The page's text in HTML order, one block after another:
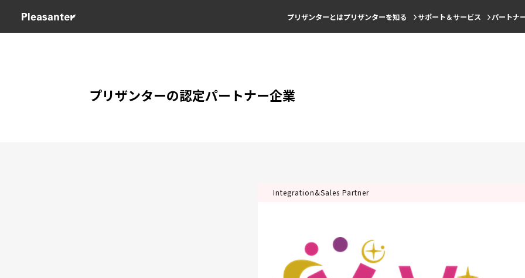
プリザンターとはプリザンターを知る サポート＆サービス パートナ
プリザンターの認定パートナー企業
Integration&Sales Partner